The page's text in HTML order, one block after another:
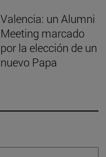
Valencia: un Alumni
Meeting marcado
por la elección de un
nuevo Papa